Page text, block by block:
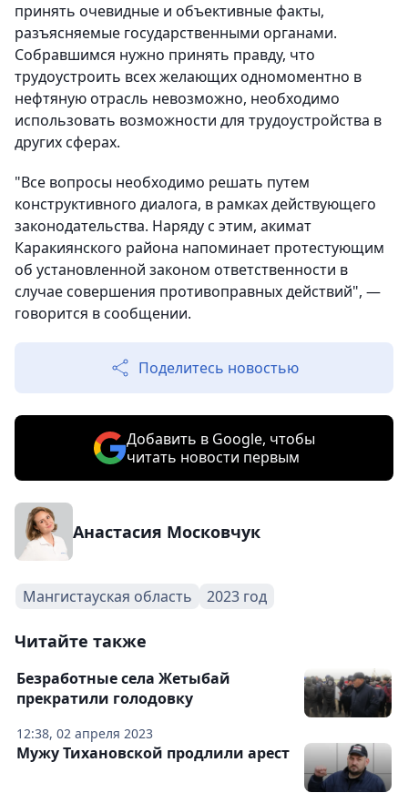
принять очевидные и объективные факты,
разъясняемые государственными органами.
Собравшимся нужно принять правду, что
трудоустроить всех желающих одномоментно в
нефтяную отрасль невозможно, необходимо
использовать возможности для трудоустройства в
других сферах.
"Все вопросы необходимо решать путем
конструктивного диалога, в рамках действующего
законодательства. Наряду с этим, акимат
Каракиянского района напоминает протестующим
об установленной законом ответственности в
случае совершения противоправных действий", —
говорится в сообщении.
Поделитесь новостью
Добавить в Google, чтобы
читать новости первым
Анастасия Московчук
Мангистауская область 2023 год
Читайте также
12:38, 02 апреля 2023
Безработные села Жетыбай
прекратили голодовку
Мужу Тихановской продлили арест